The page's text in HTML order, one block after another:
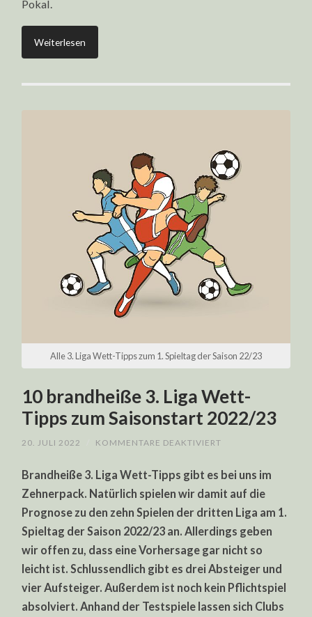
Pokal.
Weiterlesen
Alle 3. Liga Wett-Tipps zum 1. Spieltag der Saison 22/23
10 brandheiße 3. Liga Wett-
Tipps zum Saisonstart 2022/23
20. JULI 2022 KOMMENTARE DEAKTIVIERT
. L
ETT-T
UM S
AISONSTART 2
022/23
Brandheiße 3. Liga Wett-Tipps gibt es bei uns im
Zehnerpack. Natürlich spielen wir damit auf die
Prognose zu den zehn Spielen der dritten Liga am 1.
Spieltag der Saison 2022/23 an. Allerdings geben
wir offen zu, dass eine Vorhersage gar nicht so
leicht ist. Schlussendlich gibt es drei Absteiger und
vier Aufsteiger. Außerdem ist noch kein Pflichtspiel
absolviert. Anhand der Testspiele lassen sich Clubs